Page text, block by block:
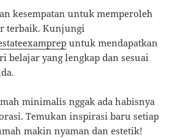
kesempatan untuk memperoleh
terbaik. Kunjungi
untuk mendapatkan
belajar yang lengkap dan sesuai
minimalis nggak ada habisnya
Temukan inspirasi baru setiap
makin nyaman dan estetik!